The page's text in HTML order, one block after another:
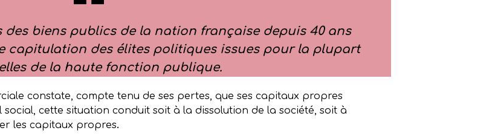
des biens publics de la nation française depuis 40 ans
capitulation des élites politiques issues pour la plupart
elles de la haute fonction publique.
constate, compte tenu de ses pertes, que ses capitaux propres
cette situation conduit soit à la dissolution de la société, soit à
les capitaux propres.